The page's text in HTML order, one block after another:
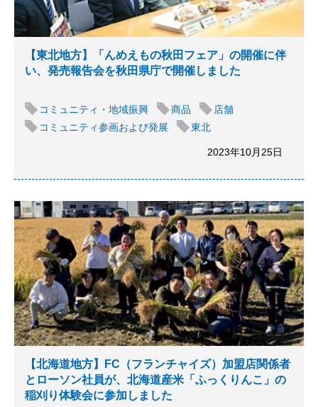
【東北地方】「んめえもの秋田フェア」の開催に伴
い、発売報告会を秋田県庁で開催しました
コミュニティ・地域振興 商品
店舗
コミュニティ参画および発展
東北
2023年10月25日
【北海道地方】FC（フランチャイズ）加盟店関係者
とローソン社員が、北海道産米「ふっくりんこ」の
稲刈り体験会に参加しました